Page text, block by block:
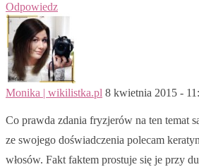
Odpowiedz
Monika | wikilistka.pl 8 kwietnia 2015 -
Co prawda zdania fryzjerów na ten temat
ze swojego doświadczenia polecam
włosów. Fakt faktem prostuje się je przy